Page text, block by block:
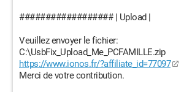
################## | Upload |
Veuillez envoyer le fichier:
C:\UsbFix_Upload_Me_PCFAMILLE.zip
https://www.ionos.fr/?affiliate_id=77097
Merci de votre contribution.